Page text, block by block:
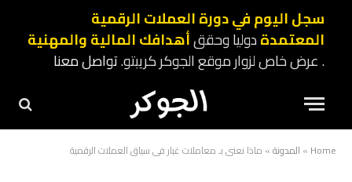
سجل اليوم في دورة العملات الرقمية
المعتمدةدوليا وحققأهدافك المالية والمهنية
. عرض خاص لزوار موقع الجوكر كريبتو.تواصل معنا
Home
» المدونة» ماذا نعني بـ معاملات غبار في سياق العملات الرقمية